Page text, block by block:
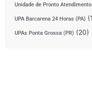
Unidade de Pronto
UPA Barcarena 24 Horas (PA)
UPAs Ponta Grossa (PR) (20)